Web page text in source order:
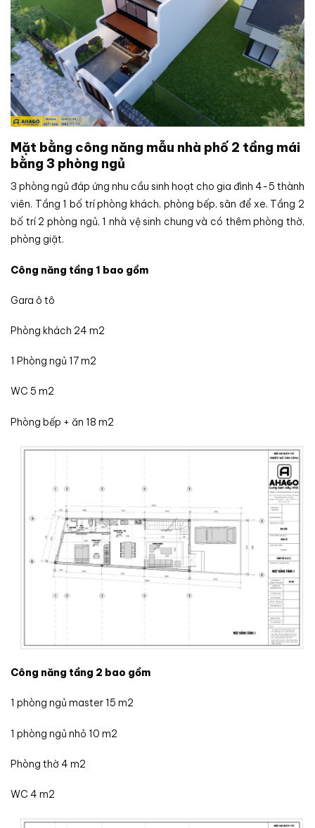
Mặt bằng công năng mẫu nhà phố 2 tầng mái
bằng 3 phòng ngủ
3 phòng ngủ đáp ứng nhu cầu sinh hoạt cho gia đình 4-5 thành
viên. Tầng 1 bố trí phòng khách, phòng bếp, sân để xe. Tầng 2
bố trí 2 phòng ngủ, 1 nhà vệ sinh chung và có thêm phòng thờ,
phòng giặt.
Công năng tầng 1 bao gồm
Gara ô tô
Phòng khách 24 m2
1 Phòng ngủ 17 m2
WC 5 m2
Phòng bếp + ăn 18 m2
Công năng tầng 2 bao gồm
1 phòng ngủ master 15 m2
1 phòng ngủ nhỏ 10 m2
Phòng thờ 4 m2
WC 4 m2